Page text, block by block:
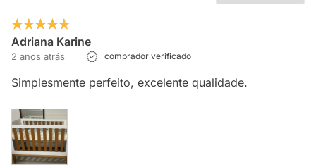
Adriana Karine
2 anos atrás comprador verificado
Simplesmente perfeito, excelente qualidade.